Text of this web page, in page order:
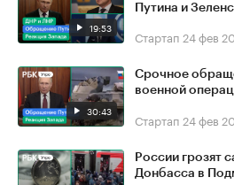
19:53
Путина и
Стартап 24 фев
30:43
Срочное
военной
Стартап 24 фев
России грозят
Донбасса в